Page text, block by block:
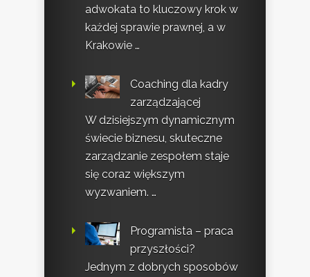
adwokata to kluczowy krok w
każdej sprawie prawnej, a w
Krakowie …
Coaching dla kadry
zarządzającej
W dzisiejszym dynamicznym
świecie biznesu, skuteczne
zarządzanie zespołem staje
się coraz większym
wyzwaniem. …
Programista – praca
przyszłości?
Jednym z dobrych sposobów